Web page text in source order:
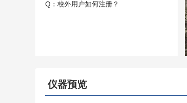
Q：校外用户如何注册？
仪器预览